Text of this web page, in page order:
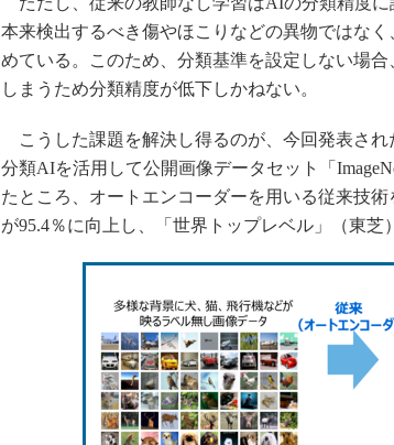
本来検出するべき傷やほこりなどの異物ではな
めている。このため、分類基準を設定しない場
しまうため分類精度が低下しかねない。
こうした課題を解決し得るのが、今回発表さ
分類AIを活用して公開画像データセット「
たところ、オートエンコーダーを用いる従来技
が95.4％に向上し、「世界トップレベル」（東芝